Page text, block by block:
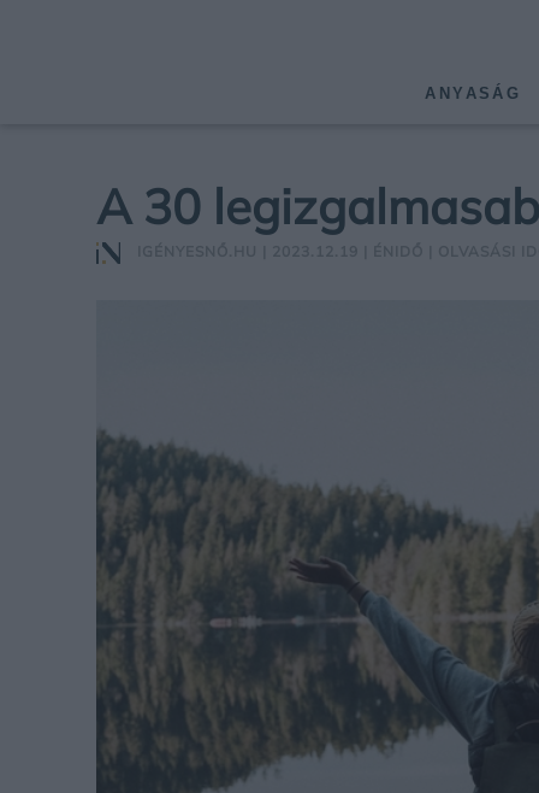
ANYASÁG
A 30